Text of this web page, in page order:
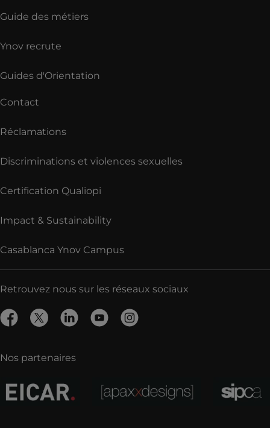
Guide des métiers
Ynov recrute
Guides d'Orientation
Contact
Réclamations
Discriminations et violences sexuelles
Certification Qualiopi
Impact & Sustainability
Casablanca Ynov Campus
Retrouvez nous sur les réseaux sociaux
Nos partenaires